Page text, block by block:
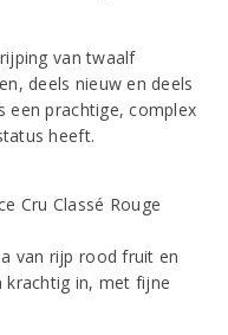
van twaalf
deels nieuw en deels
een prachtige, complex
heeft.
van rijp rood fruit en
krachtig in, met fijne